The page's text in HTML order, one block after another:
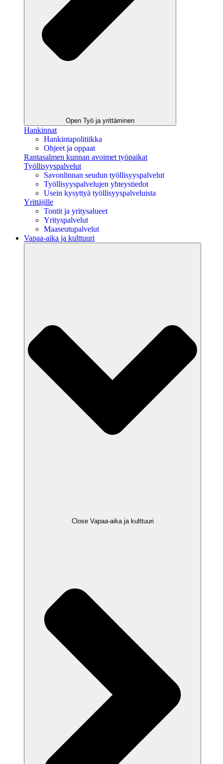
Open Työ ja yrittäminen
Hankinnat
Hankintapolitiikka
Ohjeet ja oppaat
Rantasalmen kunnan avoimet työpaikat
Työllisyyspalvelut
Savonlinnan seudun työllisyyspalvelut
Työllisyyspalvelujen yhteystiedot
Usein kysyttyä työllisyyspalveluista
Yrittäjille
Tontit ja yritysalueet
Yrityspalvelut
Maaseutupalvelut
Vapaa-aika ja kulttuuri
Close Vapaa-aika ja kulttuuri